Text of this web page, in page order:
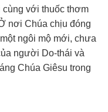
cùng với thuốc thơm
nơi Chúa chịu đóng
ngôi mộ mới, chưa
người Do-thái và
Chúa Giêsu trong